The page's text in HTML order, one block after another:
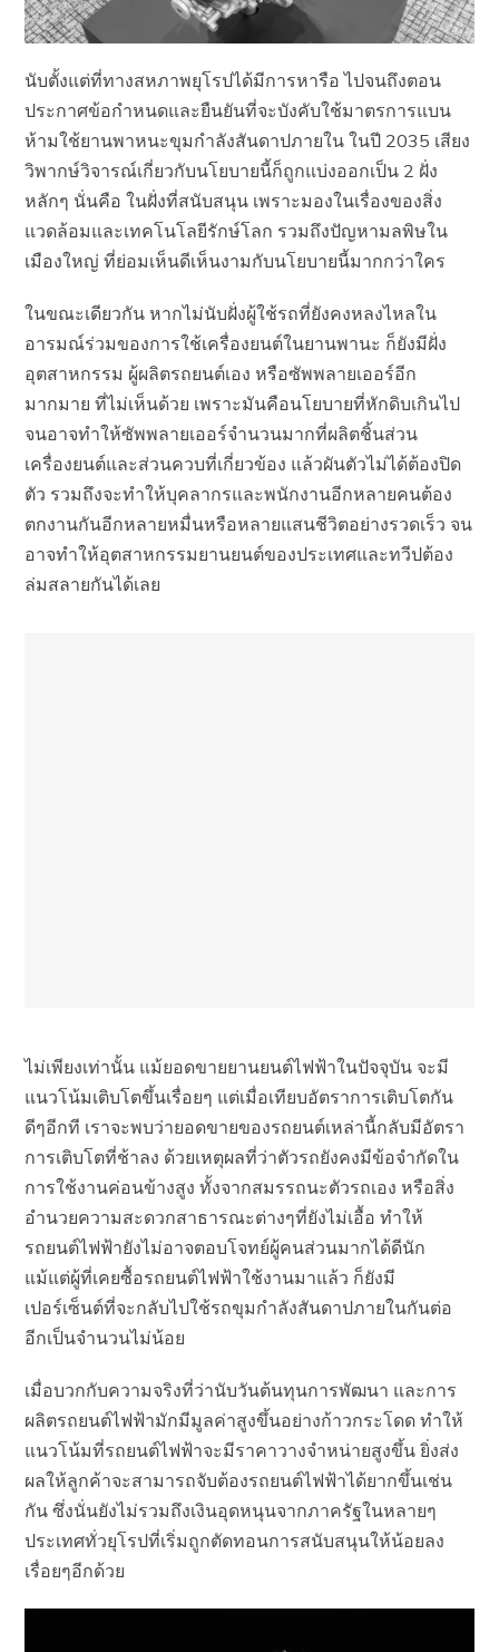
นับตั้งแต่ที่ทางสหภาพยุโรปได้มีการหารือ ไปจนถึงตอน
ประกาศข้อกำหนดและยืนยันที่จะบังคับใช้มาตรการแบน
ห้ามใช้ยานพาหนะขุมกำลังสันดาปภายใน ในปี 2035 เสียง
วิพากษ์วิจารณ์เกี่ยวกับนโยบายนี้ก็ถูกแบ่งออกเป็น 2 ฝั่ง
หลักๆ นั่นคือ ในฝั่งที่สนับสนุน เพราะมองในเรื่องของสิ่ง
แวดล้อมและเทคโนโลยีรักษ์โลก รวมถึงปัญหามลพิษใน
เมืองใหญ่ ที่ย่อมเห็นดีเห็นงามกับนโยบายนี้มากกว่าใคร
ในขณะเดียวกัน หากไม่นับฝั่งผู้ใช้รถที่ยังคงหลงไหลใน
อารมณ์ร่วมของการใช้เครื่องยนต์ในยานพานะ ก็ยังมีฝั่ง
อุตสาหกรรม ผู้ผลิตรถยนต์เอง หรือซัพพลายเออร์อีก
มากมาย ที่ไม่เห็นด้วย เพราะมันคือนโยบายที่หักดิบเกินไป
จนอาจทำให้ซัพพลายเออร์จำนวนมากที่ผลิตชิ้นส่วน
เครื่องยนต์และส่วนควบที่เกี่ยวข้อง แล้วผันตัวไม่ได้ต้องปิด
ตัว รวมถึงจะทำให้บุคลากรและพนักงานอีกหลายคนต้อง
ตกงานกันอีกหลายหมื่นหรือหลายแสนชีวิตอย่างรวดเร็ว จน
อาจทำให้อุตสาหกรรมยานยนต์ของประเทศและทวีปต้อง
ล่มสลายกันได้เลย
ไม่เพียงเท่านั้น แม้ยอดขายยานยนต์ไฟฟ้าในปัจจุบัน จะมี
แนวโน้มเติบโตขึ้นเรื่อยๆ แต่เมื่อเทียบอัตราการเติบโตกัน
ดีๆอีกที เราจะพบว่ายอดขายของรถยนต์เหล่านี้กลับมีอัตรา
การเติบโตที่ช้าลง ด้วยเหตุผลที่ว่าตัวรถยังคงมีข้อจำกัดใน
การใช้งานค่อนข้างสูง ทั้งจากสมรรถนะตัวรถเอง หรือสิ่ง
อำนวยความสะดวกสาธารณะต่างๆที่ยังไม่เอื้อ ทำให้
รถยนต์ไฟฟ้ายังไม่อาจตอบโจทย์ผู้คนส่วนมากได้ดีนัก
แม้แต่ผู้ที่เคยซื้อรถยนต์ไฟฟ้าใช้งานมาแล้ว ก็ยังมี
เปอร์เซ็นต์ที่จะกลับไปใช้รถขุมกำลังสันดาปภายในกันต่อ
อีกเป็นจำนวนไม่น้อย
เมื่อบวกกับความจริงที่ว่านับวันต้นทุนการพัฒนา และการ
ผลิตรถยนต์ไฟฟ้ามักมีมูลค่าสูงขึ้นอย่างก้าวกระโดด ทำให้
แนวโน้มที่รถยนต์ไฟฟ้าจะมีราคาวางจำหน่ายสูงขึ้น ยิ่งส่ง
ผลให้ลูกค้าจะสามารถจับต้องรถยนต์ไฟฟ้าได้ยากขึ้นเช่น
กัน ซึ่งนั่นยังไม่รวมถึงเงินอุดหนุนจากภาครัฐในหลายๆ
ประเทศทั่วยุโรปที่เริ่มถูกตัดทอนการสนับสนุนให้น้อยลง
เรื่อยๆอีกด้วย